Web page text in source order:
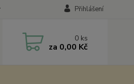
Přihlášení
0 ks
za 0,00 Kč